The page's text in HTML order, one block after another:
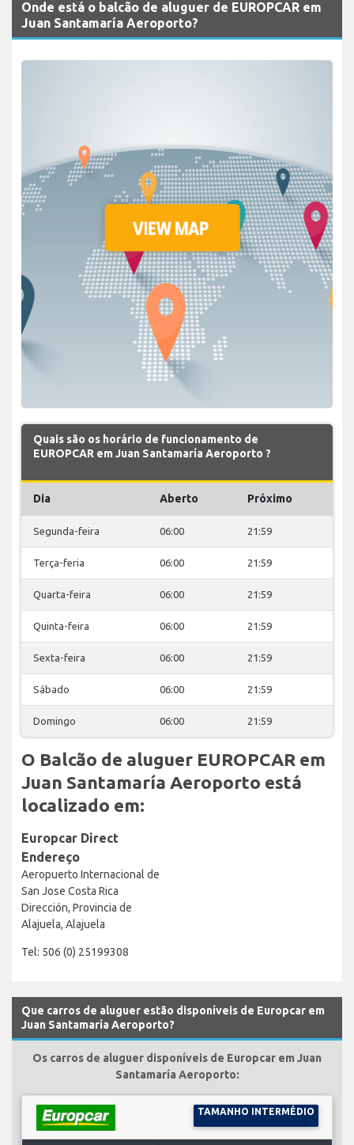
Onde está o balcão de aluguer de EUROPCAR em
Juan Santamaría Aeroporto?
Quais são os horário de funcionamento de
EUROPCAR em Juan Santamaría Aeroporto ?
Dia Aberto Próximo
Segunda-feira 06:00 21:59
Terça-feria 06:00 21:59
Quarta-feira 06:00 21:59
Quinta-feira 06:00 21:59
Sexta-feira 06:00 21:59
Sábado 06:00 21:59
Domingo 06:00 21:59
O Balcão de aluguer EUROPCAR em
Juan Santamaría Aeroporto está
localizado em:
Europcar Direct
Endereço
Aeropuerto Internacional de
San Jose Costa Rica
Dirección, Provincia de
Alajuela, Alajuela
Tel: 506 (0) 25199308
Que carros de aluguer estão disponíveis de Europcar em
Juan Santamaría Aeroporto?
Os carros de aluguer disponíveis de Europcar em Juan
Santamaría Aeroporto:
TAMANHO INTERMÉDIO